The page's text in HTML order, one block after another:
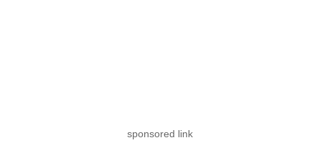
sponsored link